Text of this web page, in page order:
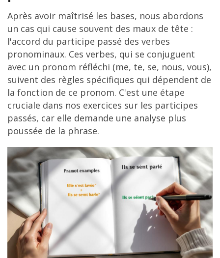
Après avoir maîtrisé les bases, nous abordons
un cas qui cause souvent des maux de tête :
l'accord du participe passé des verbes
pronominaux. Ces verbes, qui se conjuguent
avec un pronom réfléchi (me, te, se, nous, vous),
suivent des règles spécifiques qui dépendent de
la fonction de ce pronom. C'est une étape
cruciale dans nos exercices sur les participes
passés, car elle demande une analyse plus
poussée de la phrase.